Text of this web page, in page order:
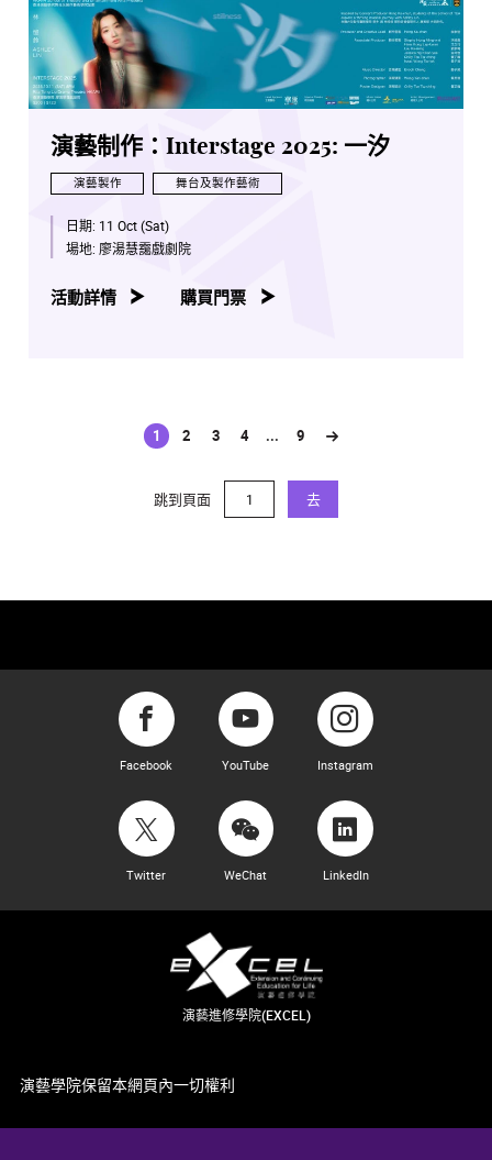
演藝制作：Interstage 2025: 一汐
演藝製作 舞台及製作藝術
日期: 11 Oct (Sat)
場地: 廖湯慧靄戲劇院
活動詳情 購買門票
1
(current)
2 3 4 ... 9
跳到頁面 去
Facebook YouTube Instagram
Twitter WeChat LinkedIn
演藝進修學院(EXCEL)
演藝學院保留本網頁內一切權利